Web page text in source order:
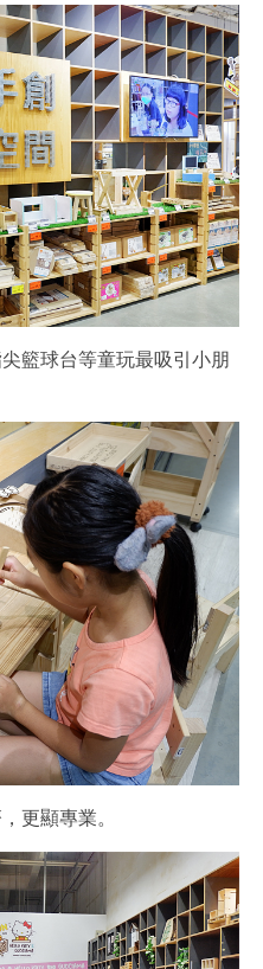
籃球台等童玩最吸引小朋
更顯專業。